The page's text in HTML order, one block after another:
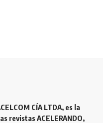
CÍA LTDA, es la
revistas ACELERANDO,